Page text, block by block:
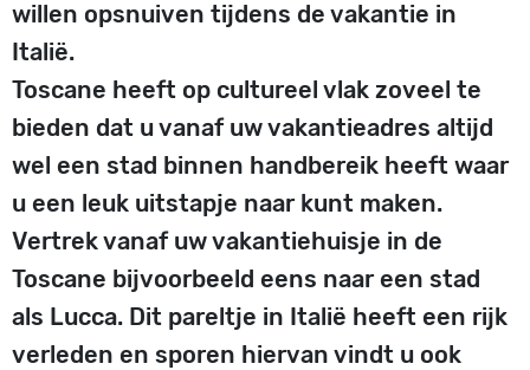
willen opsnuiven tijdens de vakantie in
Italië.
Toscane heeft op cultureel vlak zoveel te
bieden dat u vanaf uw vakantieadres altijd
wel een stad binnen handbereik heeft waar
u een leuk uitstapje naar kunt maken.
Vertrek vanaf uw vakantiehuisje in de
Toscane bijvoorbeeld eens naar een stad
als Lucca. Dit pareltje in Italië heeft een rijk
verleden en sporen hiervan vindt u ook